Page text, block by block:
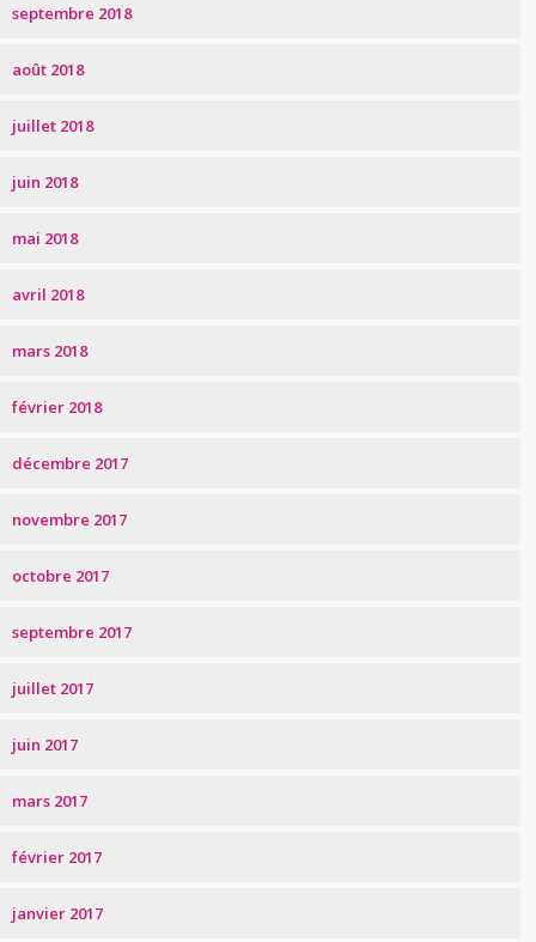
septembre 2018
août 2018
juillet 2018
juin 2018
mai 2018
avril 2018
mars 2018
février 2018
décembre 2017
novembre 2017
octobre 2017
septembre 2017
juillet 2017
juin 2017
mars 2017
février 2017
janvier 2017